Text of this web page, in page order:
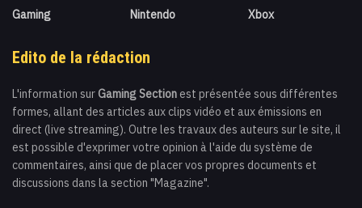
Gaming
Nintendo
Xbox
Edito de la rédaction
L'information sur Gaming Section est présentée sous différentes
formes, allant des articles aux clips vidéo et aux émissions en
direct (live streaming). Outre les travaux des auteurs sur le site, il
est possible d'exprimer votre opinion à l'aide du système de
commentaires, ainsi que de placer vos propres documents et
discussions dans la section "Magazine".